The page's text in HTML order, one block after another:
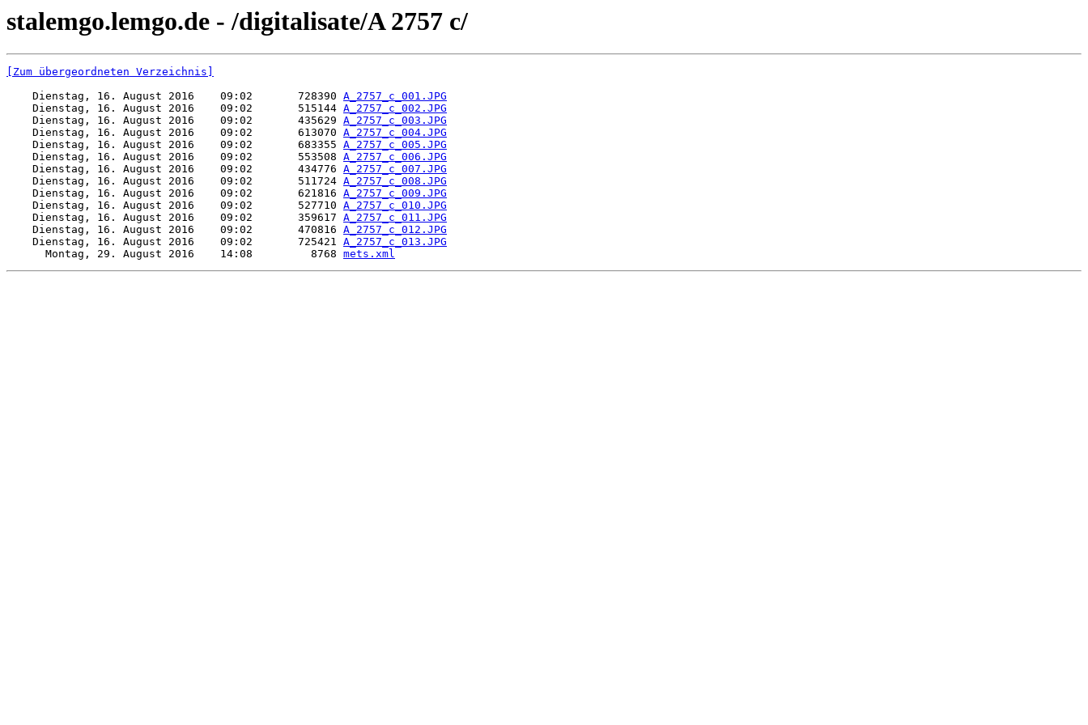
stalemgo.lemgo.de - /digitalisate/A 2757 c/
[Zum übergeordneten Verzeichnis]
    Dienstag, 16. August 2016    09:02       728390
A_2757_c_001.JPG
    Dienstag, 16. August 2016    09:02       515144
A_2757_c_002.JPG
    Dienstag, 16. August 2016    09:02       435629
A_2757_c_003.JPG
    Dienstag, 16. August 2016    09:02       613070
A_2757_c_004.JPG
    Dienstag, 16. August 2016    09:02       683355
A_2757_c_005.JPG
    Dienstag, 16. August 2016    09:02       553508
A_2757_c_006.JPG
    Dienstag, 16. August 2016    09:02       434776
A_2757_c_007.JPG
    Dienstag, 16. August 2016    09:02       511724
A_2757_c_008.JPG
    Dienstag, 16. August 2016    09:02       621816
A_2757_c_009.JPG
    Dienstag, 16. August 2016    09:02       527710
A_2757_c_010.JPG
    Dienstag, 16. August 2016    09:02       359617
A_2757_c_011.JPG
    Dienstag, 16. August 2016    09:02       470816
A_2757_c_012.JPG
    Dienstag, 16. August 2016    09:02       725421
A_2757_c_013.JPG
      Montag, 29. August 2016    14:08         8768
mets.xml